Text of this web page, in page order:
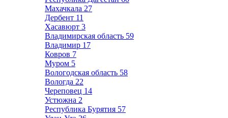
Махачкала 27
Дербент 11
Хасавюрт 3
Владимирская область 59
Владимир 17
Ковров 7
Муром 5
Вологодская область 58
Вологда 22
Череповец 14
Устюжна 2
Республика Бурятия 57